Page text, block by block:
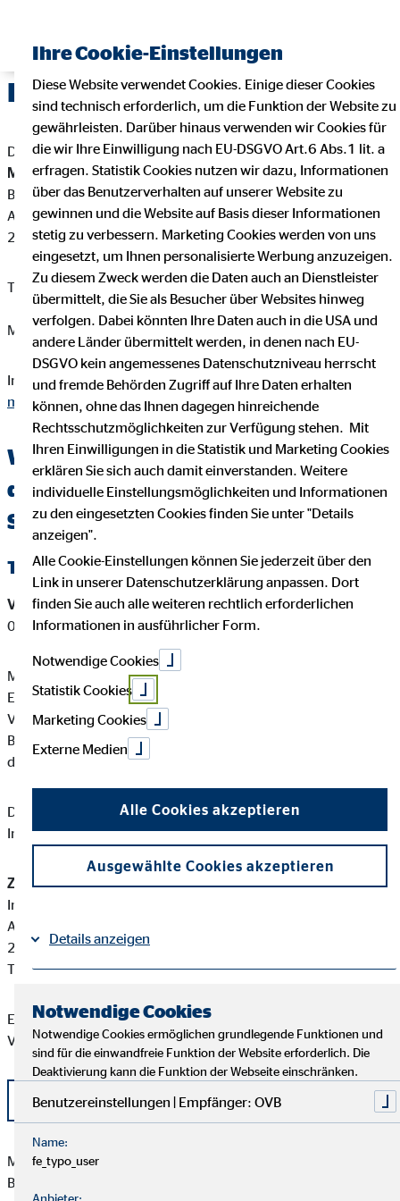
Impressum
Dieser Internetauftritt ist ein Angebot von:
Marcus Meyer
Bezirksdirektor für die OVB Vermögensberatung AG
An der Werft 4
21680 Stade
Telefon: +49 4141 5407114
Mail:marcus.meyer@ovb.de
Internet:https://www.ovb.de/finanzberater/stade-marcus-
meyer.html
Wichtige Kundeninformationen über
den OVB Berater Marcus Meyer in
Stade
Tätigkeitsart
Versicherungsvermittler-Registernummer:D-YMFS-QU0G8-
00
Marcus Meyer ist ein Versicherungsvertreter mit
Erlaubnispflicht nach § 34 d Abs. 1 GewO, eingetragen in das
Vermittlerregister gemäß § 34d Abs. 10 GewO,
Bundesrepublik Deutschland Berufsrechtliche Regelung: § 34
d GewO, §§ 59 - 68 VVG, VersVermV
Diese berufsrechtlichen Regelungen können Sie auf folgender
Internetseite einsehen:www.gesetze-im-internet.de
Zuständige Erlaubnisbehörde:
Industrie- und Handelskammer Stade für den Elbe-Weser-Raum
Am Schäferstieg 2
21680 Stade
Tel: +49 4141 524 0
Eine aktuelle Auflistung der Produktpartner der OVB
Vermögensberatung AG finden Sie hier:
Liste OVB Produktpartner als PDF
Marcus Meyer besitzt weder direkte noch indirekte
Beteiligungen von über zehn Prozent an den Stimmrechten
Ihre Cookie-Einstellungen
Diese Website verwendet Cookies. Einige dieser Cookies
sind technisch erforderlich, um die Funktion der Website zu
gewährleisten. Darüber hinaus verwenden wir Cookies für
die wir Ihre Einwilligung nach EU-DSGVO Art.6 Abs.1 lit. a
erfragen. Statistik Cookies nutzen wir dazu, Informationen
über das Benutzerverhalten auf unserer Website zu
gewinnen und die Website auf Basis dieser Informationen
stetig zu verbessern. Marketing Cookies werden von uns
eingesetzt, um Ihnen personalisierte Werbung anzuzeigen.
Zu diesem Zweck werden die Daten auch an Dienstleister
übermittelt, die Sie als Besucher über Websites hinweg
verfolgen. Dabei könnten Ihre Daten auch in die USA und
andere Länder übermittelt werden, in denen nach EU-
DSGVO kein angemessenes Datenschutzniveau herrscht
und fremde Behörden Zugriff auf Ihre Daten erhalten
können, ohne das Ihnen dagegen hinreichende
Rechtsschutzmöglichkeiten zur Verfügung stehen. Mit
Ihren Einwilligungen in die Statistik und Marketing Cookies
erklären Sie sich auch damit einverstanden. Weitere
individuelle Einstellungsmöglichkeiten und Informationen
zu den eingesetzten Cookies finden Sie unter "Details
anzeigen".
Alle Cookie-Einstellungen können Sie jederzeit über den
Link in unserer Datenschutzerklärung anpassen. Dort
finden Sie auch alle weiteren rechtlich erforderlichen
Informationen in ausführlicher Form.
Notwendige Cookies
Statistik Cookies
Marketing Cookies
Externe Medien
Alle Cookies akzeptieren
Ausgewählte Cookies akzeptieren
Details anzeigen
Notwendige Cookies
Notwendige Cookies ermöglichen grundlegende Funktionen und
sind für die einwandfreie Funktion der Website erforderlich. Die
Deaktivierung kann die Funktion der Webseite einschränken.
Benutzereinstellungen | Empfänger: OVB
Name:
fe_typo_user
Anbieter: